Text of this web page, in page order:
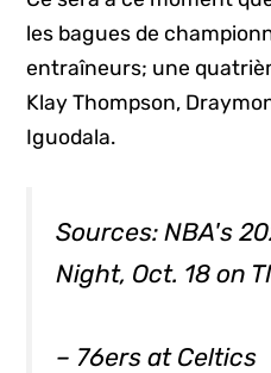
les bagues de
entraîneurs; une
Klay Thompson,
Iguodala.
Sources: NBA's
Night, Oct. 18 on
– 76ers at Celtics